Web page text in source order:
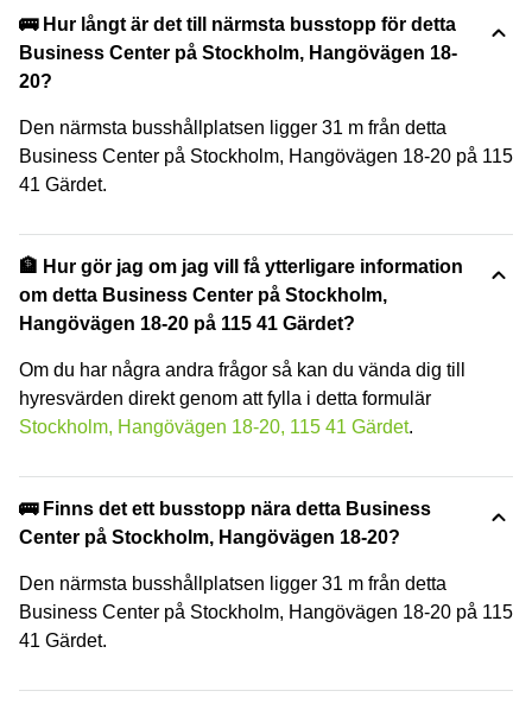
🚌 Hur långt är det till närmsta busstopp för detta
Business Center på Stockholm, Hangövägen 18-
20?
Den närmsta busshållplatsen ligger 31 m från detta
Business Center på Stockholm, Hangövägen 18-20 på 115
41 Gärdet.
🏦 Hur gör jag om jag vill få ytterligare information
om detta Business Center på Stockholm,
Hangövägen 18-20 på 115 41 Gärdet?
Om du har några andra frågor så kan du vända dig till
hyresvärden direkt genom att fylla i detta formulär
Stockholm, Hangövägen 18-20, 115 41 Gärdet.
🚌 Finns det ett busstopp nära detta Business
Center på Stockholm, Hangövägen 18-20?
Den närmsta busshållplatsen ligger 31 m från detta
Business Center på Stockholm, Hangövägen 18-20 på 115
41 Gärdet.